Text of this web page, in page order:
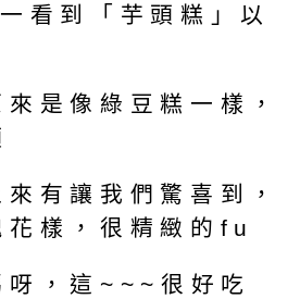
看到「芋頭糕」以
是像綠豆糕一樣，
有讓我們驚喜到，
花樣，很精緻的fu
呀，這~~~很好吃